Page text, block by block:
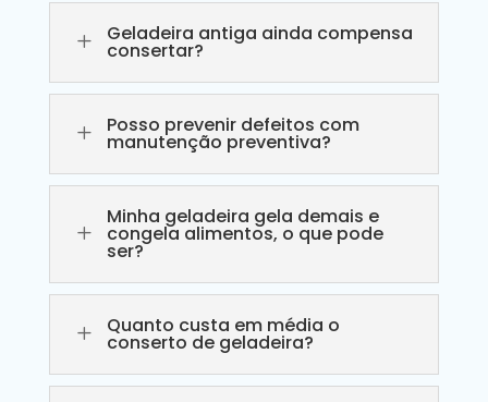
L Geladeira antiga ainda compensa
consertar?
L Posso prevenir defeitos com
manutenção preventiva?
L
Minha geladeira gela demais e
congela alimentos, o que pode
ser?
L Quanto custa em média o
conserto de geladeira?